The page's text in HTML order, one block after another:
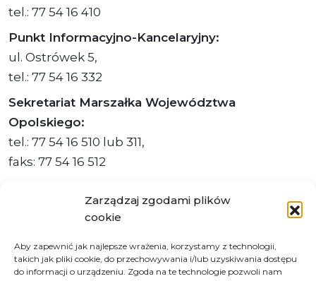
Zarządzaj zgodami plików
cookie
Aby zapewnić jak najlepsze wrażenia, korzystamy z technologii,
takich jak pliki cookie, do przechowywania i/lub uzyskiwania dostępu
do informacji o urządzeniu. Zgoda na te technologie pozwoli nam
tel.: 77 54 16 410
Punkt Informacyjno-Kancelaryjny:
ul. Ostrówek 5,
tel.: 77 54 16 332
Sekretariat Marszałka Województwa
Opolskiego:
tel.: 77 54 16 510 lub 311,
faks: 77 54 16 512
Adres do e-Doręczeń
Urzędu: AE:PL-66703-73759-IGTUV-14